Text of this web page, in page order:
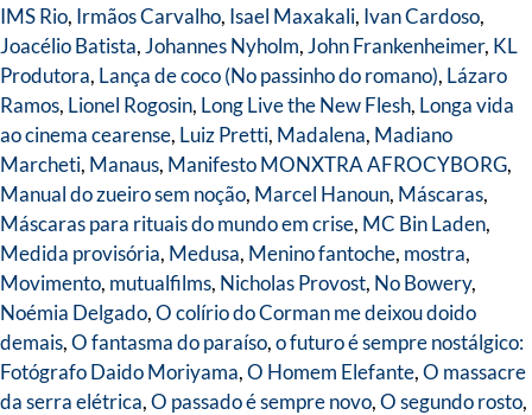
IMS Rio, Irmãos Carvalho, Isael Maxakali, Ivan Cardoso,
Joacélio Batista, Johannes Nyholm, John Frankenheimer, KL
Produtora, Lança de coco (No passinho do romano), Lázaro
Ramos, Lionel Rogosin, Long Live the New Flesh, Longa vida
ao cinema cearense, Luiz Pretti, Madalena, Madiano
Marcheti, Manaus, Manifesto MONXTRA AFROCYBORG,
Manual do zueiro sem noção, Marcel Hanoun, Máscaras,
Máscaras para rituais do mundo em crise, MC Bin Laden,
Medida provisória, Medusa, Menino fantoche, mostra,
Movimento, mutualfilms, Nicholas Provost, No Bowery,
Noémia Delgado,O colírio do Corman me deixou doido
demais,O fantasma do paraíso,o futuro é sempre nostálgico:
Fotógrafo Daido Moriyama,O Homem Elefante,O massacre
da serra elétrica,O passado é sempre novo,O segundo rosto,